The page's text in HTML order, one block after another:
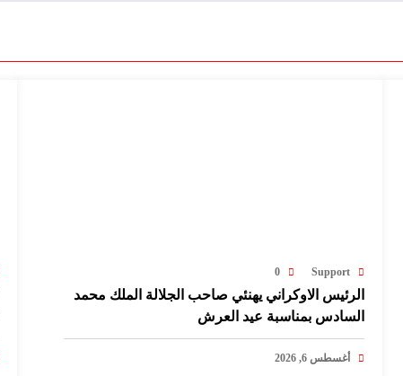
Support
0
الرئيس الاوكراني يهنئي صاحب الجلالة الملك محمد
السادس بمناسبة عيد العرش
أغسطس 6, 2026